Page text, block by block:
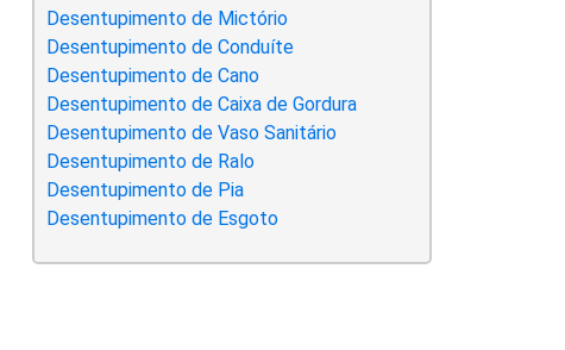
Desentupimento de Mictório
Desentupimento de Conduíte
Desentupimento de Cano
Desentupimento de Caixa de Gordura
Desentupimento de Vaso Sanitário
Desentupimento de Ralo
Desentupimento de Pia
Desentupimento de Esgoto